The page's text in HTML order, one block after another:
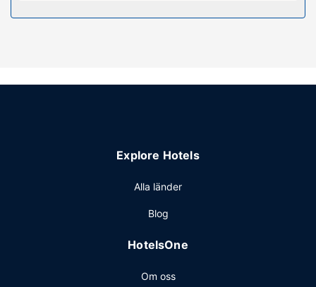
lobbyn, flerspråkig personal och tvättmöjligheter. Avgiftsfri
Explore Hotels
Alla länder
Blog
HotelsOne
Om oss